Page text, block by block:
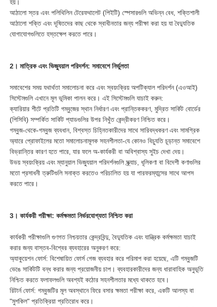
হয়।
আঠালো স্তর এবং পলিথিলিন টেরেফথালেট (পিইটি) স্পেসারগুলি অভিন্ন বেধ, শক্তিশালী
আঠালো শক্তি এবং দূষিতদের কাছ থেকে স্বাধীনতার জন্য পরীক্ষা করা হয় যা বৈদ্যুতিক
যোগাযোগগুলিতে হস্তক্ষেপ করতে পারে।
2। মাত্রিক এবং ভিজ্যুয়াল পরিদর্শন: সমাবেশে নির্ভুলতা
সমাবেশের সময় যথার্থতা সমালোচনা করে এবং স্বয়ংক্রিয় অপটিক্যাল পরিদর্শন (এওআই)
সিস্টেমগুলি এখানে মূল ভূমিকা পালন করে। এই সিস্টেমগুলি যাচাই করুন:
ক্যারিয়ার শীটে প্রতিটি গম্বুজের স্থান নির্ধারণ এবং প্রান্তিককরণ, মুদ্রিত সার্কিট বোর্ডের
(পিসিবি) সম্পর্কিত সার্কিট প্যাডগুলির উপর নিখুঁত কেন্দ্রীকরণ নিশ্চিত করে।
গম্বুজ-থেকে-গম্বুজ ব্যবধান, বিশ্বস্ত চিহ্নিতকারীদের সাথে সারিবদ্ধকরণ এবং সামগ্রিক
অ্যারে প্রোফাইলের মতো সমালোচনামূলক সহনশীলতা-যে কোনও বিচ্যুতি চূড়ান্ত সমাবেশে
বিভ্রান্তির কারণ হতে পারে, যার ফলে অ-কার্যকরী বা অবিশ্বাস্য সুইচ দেখা দেয়।
উভয় স্বয়ংক্রিয় এবং ম্যানুয়াল ভিজ্যুয়াল পরিদর্শনগুলি স্ক্র্যাচ, ধূলিকণা বা বিদেশী কণাগুলির
মতো প্রসাধনী ত্রুটিগুলি সনাক্ত করতেও পরিচালিত হয় যা পারফরম্যান্সের সাথে আপস
করতে পারে।
3। কার্যকরী পরীক্ষা: কর্মক্ষমতা নির্ভরযোগ্যতা নিশ্চিত করা
কার্যকরী পরীক্ষাগুলি গুণগত নিশ্চয়তার কেন্দ্রবিন্দু, বৈদ্যুতিক এবং যান্ত্রিক কর্মক্ষমতা যাচাই
করার জন্য বাস্তব-বিশ্বের ব্যবহারের অনুকরণ করে:
অ্যাকুয়েশন ফোর্স: বিশেষায়িত ফোর্স গেজ ব্যবহার করে পরিমাপ করা হয়েছে, এটি গম্বুজটি
ভেঙে সার্কিটটি বন্ধ করার জন্য প্রয়োজনীয় চাপ। ব্যবহারকারীদের জন্য ধারাবাহিক অনুভূতি
নিশ্চিত করতে ফলাফলগুলি অবশ্যই কঠোর সহনশীলতার মধ্যে থাকতে হবে।
রিটার্ন ফোর্স: গম্বুজটির মূল অবস্থানে ফিরে বসার ক্ষমতা পরীক্ষা করে, একটি আলস্য বা
"মুশকিল" প্রতিক্রিয়া প্রতিরোধ করে।